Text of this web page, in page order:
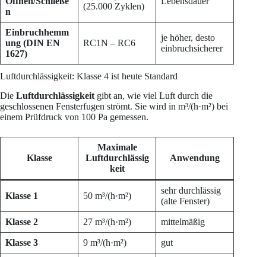
n
(25.000 Zyklen)
Einbruchhemm
ung (DIN EN
1627)
RC1N – RC6
je höher, desto
einbruchsicherer
Luftdurchlässigkeit: Klasse 4 ist heute Standard
Die Luftdurchlässigkeit gibt an, wie viel Luft durch die
geschlossenen Fensterfugen strömt. Sie wird in m³/(h·m²) bei
einem Prüfdruck von 100 Pa gemessen.
Klasse
Maximale
Luftdurchlässig
keit
Anwendung
Klasse 1 50 m³/(h·m²)
sehr durchlässig
(alte Fenster)
Klasse 2 27 m³/(h·m²) mittelmäßig
Klasse 3 9 m³/(h·m²) gut